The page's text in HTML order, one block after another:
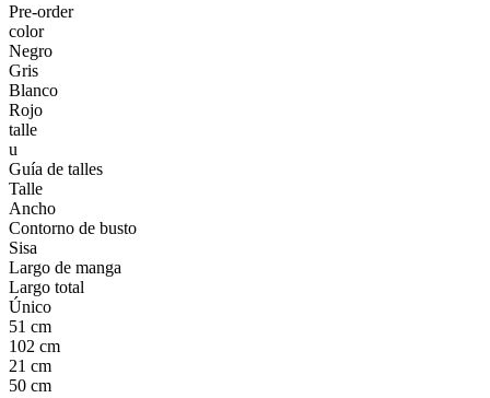
Pre-order
color
Negro
Gris
Blanco
Rojo
talle
u
Guía de talles
Talle
Ancho
Contorno de busto
Sisa
Largo de manga
Largo total
Único
51 cm
102 cm
21 cm
50 cm